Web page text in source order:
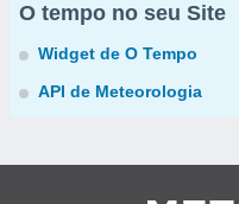
O tempo no seu Site
Widget de O Tempo
API de Meteorologia